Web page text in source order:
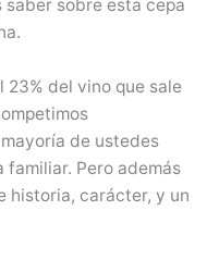
sobre esta cepa
del vino que sale
de ustedes
familiar. Pero además
historia, carácter, y un